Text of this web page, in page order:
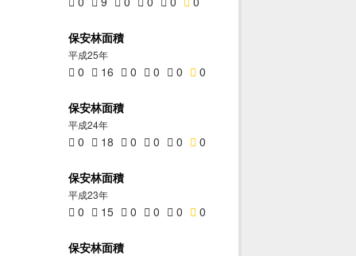
保安林面積
平成25年
0 16 0 0 0 0
保安林面積
平成24年
0 18 0 0 0 0
保安林面積
平成23年
0 15 0 0 0 0
保安林面積